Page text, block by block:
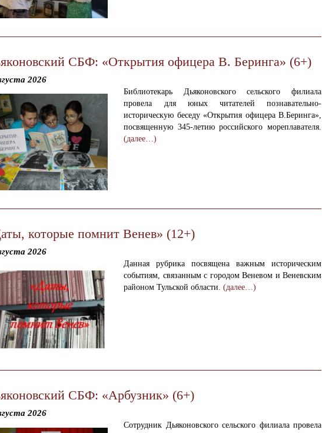
СБФ: «Открытия офицера В. Беринга» (6+)
2026
Библиотекарь Дьяконовского сельского филиала
провела для юных читателей познавательно-
историческую беседу «Открытия офицера В.Беринга»,
посвященную 345-летию российского мореплавателя.
(далее…)
которые помнит Венев» (12+)
2026
Данная рубрика посвящена важным историческим
событиям, связанным с городом Веневом и Веневским
районом Тульской области.(далее…)
СБФ: «Арбузник» (6+)
2026
Сотрудник Дьяконовского сельского филиала провела